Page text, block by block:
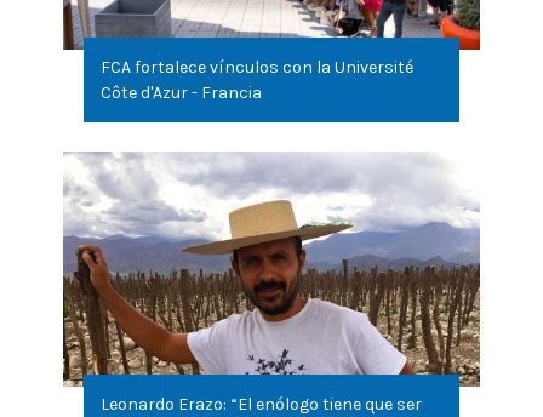
FCA fortalece vínculos con la Université
Côte d'Azur - Francia
Leonardo Erazo: “El enólogo tiene que ser